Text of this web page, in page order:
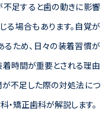
不足すると歯の動きに影響
る場合もあります。自覚が
ため、日々の装着習慣が
着時間が重要とされる理由
が不足した際の対処法につ
・矯正歯科が解説します。